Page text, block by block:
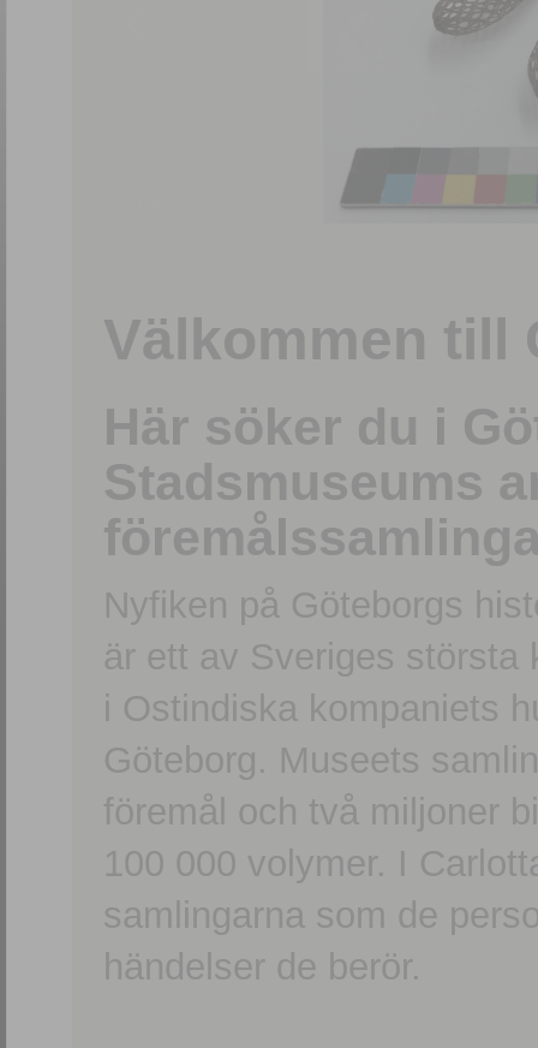
Välkommen till
Här söker du i
Stadsmuseums
Nyfiken på Göteborgs
är ett av Sveriges största
i Ostindiska kompaniets
Göteborg. Museets
föremål och två miljoner
100 000 volymer. I
samlingarna som de
händelser de berör.